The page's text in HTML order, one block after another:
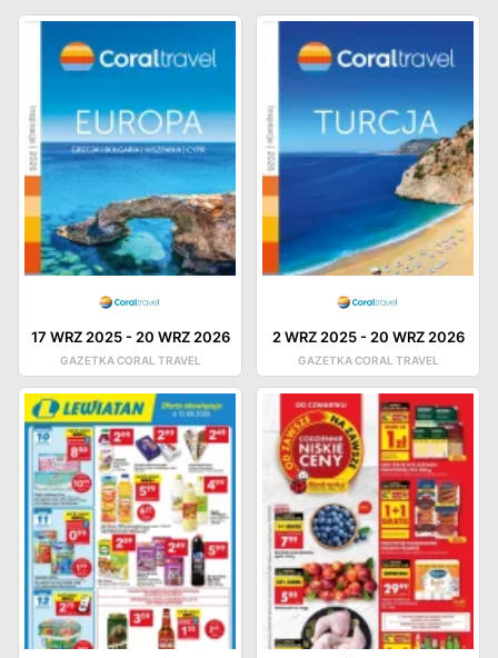
17 WRZ 2025-20 WRZ 2026
GAZETKA CORAL TRAVEL
2 WRZ 2025-20 WRZ 2026
GAZETKA CORAL TRAVEL